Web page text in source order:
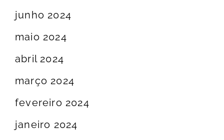
junho 2024
maio 2024
abril 2024
março 2024
fevereiro 2024
janeiro 2024